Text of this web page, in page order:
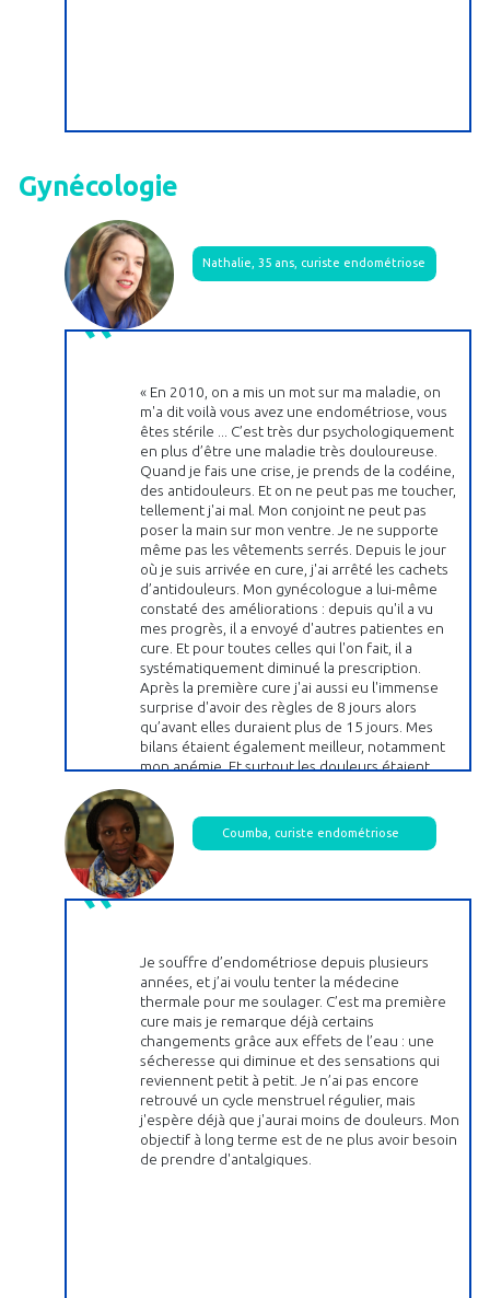
Gynécologie
Nathalie, 35 ans, curiste endométriose
« En 2010, on a mis un mot sur ma maladie, on
m'a dit voilà vous avez une endométriose, vous
êtes stérile ... C’est très dur psychologiquement
en plus d’être une maladie très douloureuse.
Quand je fais une crise, je prends de la codéine,
des antidouleurs. Et on ne peut pas me toucher,
tellement j'ai mal. Mon conjoint ne peut pas
poser la main sur mon ventre. Je ne supporte
même pas les vêtements serrés. Depuis le jour
où je suis arrivée en cure, j'ai arrêté les cachets
d’antidouleurs. Mon gynécologue a lui-même
constaté des améliorations : depuis qu'il a vu
mes progrès, il a envoyé d'autres patientes en
cure. Et pour toutes celles qui l'on fait, il a
systématiquement diminué la prescription.
Après la première cure j'ai aussi eu l'immense
surprise d'avoir des règles de 8 jours alors
qu’avant elles duraient plus de 15 jours. Mes
bilans étaient également meilleur, notamment
mon anémie. Et surtout les douleurs étaient
5 jours de règles. Et encore moins de douleurs.
La troisième année, je suis passée à 4 jours, avec
seulement deux jours d'hémorragie. Là, je
revivais ! Et puis surtout, pas de douleur,
pendant 10 mois !
Coumba, curiste endométriose
Je souffre d’endométriose depuis plusieurs
années, et j’ai voulu tenter la médecine
thermale pour me soulager. C’est ma première
cure mais je remarque déjà certains
changements grâce aux effets de l’eau : une
sécheresse qui diminue et des sensations qui
reviennent petit à petit. Je n’ai pas encore
retrouvé un cycle menstruel régulier, mais
j'espère déjà que j'aurai moins de douleurs. Mon
objectif à long terme est de ne plus avoir besoin
de prendre d'antalgiques.